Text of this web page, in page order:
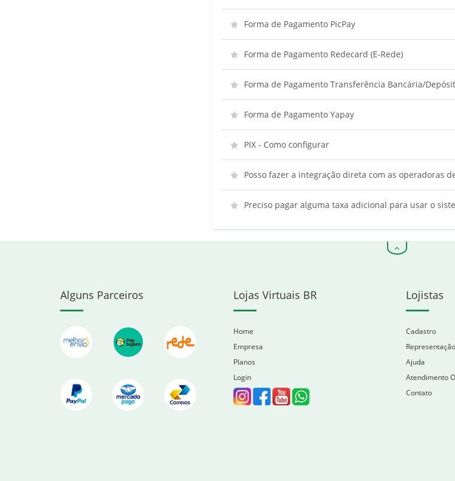
Forma de Pagamento PicPay
Forma de Pagamento Redecard (E-Rede)
Forma de Pagamento Transferência Bancária/
Forma de Pagamento Yapay
PIX - Como configurar
Posso fazer a integração direta com as operadoras
Preciso pagar alguma taxa adicional para usar o
Alguns Parceiros Lojas Virtuais BR
Home
Empresa
Planos
Login
Lojistas
Cadastro
Representação
Ajuda
Atendimento
Contato